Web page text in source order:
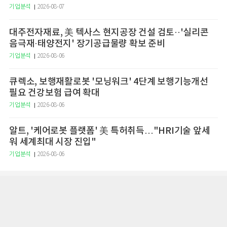
기업분석 2026-08-07
대주전자재료, 美 텍사스 현지공장 건설 검토··'실리콘
음극재·태양전지' 장기공급물량 확보 준비
기업분석 2026-08-06
큐렉소, 보행재활로봇 '모닝워크' 4단계 보행기능개선
필요 건강보험 급여 확대
기업분석 2026-08-06
알트, '케어로봇 플랫폼' 美 특허취득…"HRI기술 앞세
워 세계최대 시장 진입"
기업분석 2026-08-06